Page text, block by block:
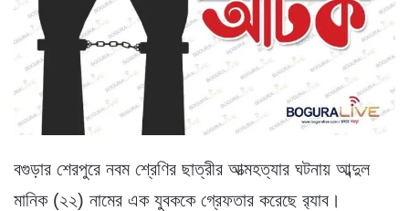
বগুড়ার শেরপুরে নবম শ্রেণির ছাত্রীর আত্মহত্যার ঘটনায় আব্দুল
মানিক (২২) নামের এক যুবককে গ্রেফতার করেছে র‌্যাব।